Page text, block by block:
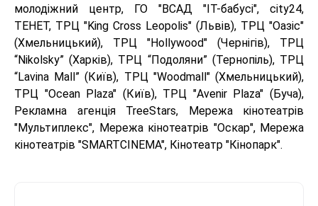
молодіжний центр, ГО "ВСАД "IT-бабусі", city24,
ТЕНЕТ, ТРЦ "King Cross Leopolis" (Львів), ТРЦ "Оазіс"
(Хмельницький), ТРЦ "Hollywood" (Чернігів), ТРЦ
“Nikolsky” (Харків), ТРЦ “Подоляни” (Тернопіль), ТРЦ
“Lavina Mall” (Київ), ТРЦ "Woodmall" (Хмельницький),
ТРЦ "Ocean Plaza" (Київ), ТРЦ "Avenir Plaza" (Буча),
Рекламна агенція TreeStars, Мережа кінотеатрів
"Мультиплекс", Мережа кінотеатрів "Оскар", Мережа
кінотеатрів "SMARTCINEMA", Кінотеатр "Кінопарк".